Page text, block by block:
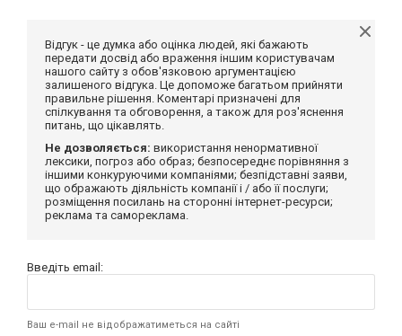
Відгук - це думка або оцінка людей, які бажають
передати досвід або враження іншим користувачам
нашого сайту з обов'язковою аргументацією
залишеного відгука. Це допоможе багатьом прийняти
правильне рішення. Коментарі призначені для
спілкування та обговорення, а також для роз'яснення
питань, що цікавлять.
Не дозволяється: використання ненормативної
лексики, погроз або образ; безпосереднє порівняння з
іншими конкуруючими компаніями; безпідставні заяви,
що ображають діяльність компанії і / або її послуги;
розміщення посилань на сторонні інтернет-ресурси;
реклама та самореклама.
Введіть email:
Ваш e-mail не відображатиметься на сайті